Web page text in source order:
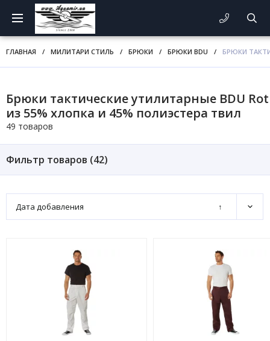
ГЛАВНАЯ / МИЛИТАРИ СТИЛЬ / БРЮКИ / БРЮКИ BDU / БРЮКИ
Брюки тактические утилитарные BDU
из 55% хлопка и 45% полиэстера твил
49 товаров
Фильтр товаров (42)
Дата добавления ↑